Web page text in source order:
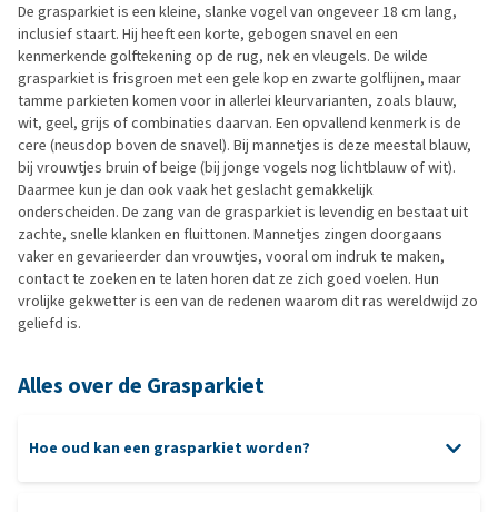
De grasparkiet is een kleine, slanke vogel van ongeveer 18 cm lang,
inclusief staart. Hij heeft een korte, gebogen snavel en een
kenmerkende golftekening op de rug, nek en vleugels. De wilde
grasparkiet is frisgroen met een gele kop en zwarte golflijnen, maar
tamme parkieten komen voor in allerlei kleurvarianten, zoals blauw,
wit, geel, grijs of combinaties daarvan. Een opvallend kenmerk is de
cere (neusdop boven de snavel). Bij mannetjes is deze meestal blauw,
bij vrouwtjes bruin of beige (bij jonge vogels nog lichtblauw of wit).
Daarmee kun je dan ook vaak het geslacht gemakkelijk
onderscheiden. De zang van de grasparkiet is levendig en bestaat uit
zachte, snelle klanken en fluittonen. Mannetjes zingen doorgaans
vaker en gevarieerder dan vrouwtjes, vooral om indruk te maken,
contact te zoeken en te laten horen dat ze zich goed voelen. Hun
vrolijke gekwetter is een van de redenen waarom dit ras wereldwijd zo
geliefd is.
Alles over de Grasparkiet
Hoe oud kan een grasparkiet worden?